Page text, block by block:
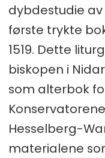
dybdestudie
første trykte
1519. Dette
biskopen i
som alterbok
Hesselberg-
materialene